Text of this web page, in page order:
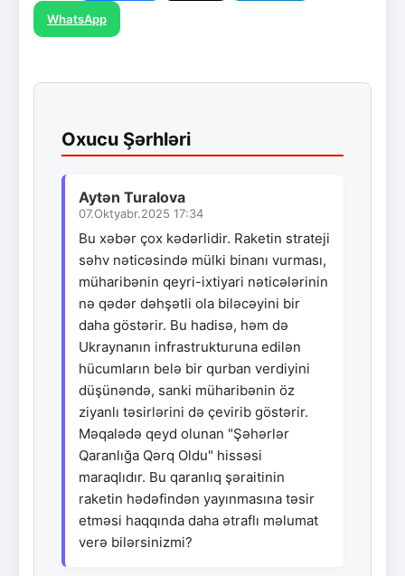
WhatsApp
Oxucu Şərhləri
Aytən Turalova
07.Oktyabr.2025 17:34
Bu xəbər çox kədərlidir. Raketin strateji
səhv nəticəsində mülki binanı vurması,
müharibənin qeyri-ixtiyari nəticələrinin
nə qədər dəhşətli ola biləcəyini bir
daha göstərir. Bu hadisə, həm də
Ukraynanın infrastrukturuna edilən
hücumların belə bir qurban verdiyini
düşünəndə, sanki müharibənin öz
ziyanlı təsirlərini də çevirib göstərir.
Məqalədə qeyd olunan "Şəhərlər
Qaranlığa Qərq Oldu" hissəsi
maraqlıdır. Bu qaranlıq şəraitinin
raketin hədəfindən yayınmasına təsir
etməsi haqqında daha ətraflı məlumat
verə bilərsinizmi?